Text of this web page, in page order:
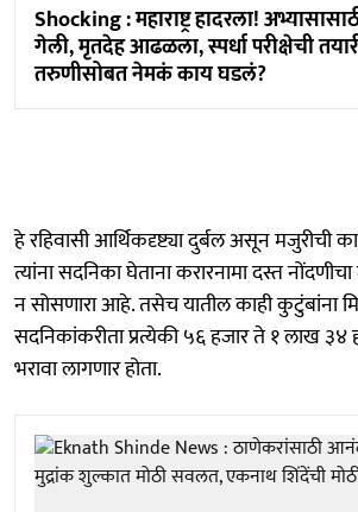
Shocking : महाराष्ट्र हादरला!
गेली, मृतदेह आढळला, स्पर्धा परीक्षेची
तरुणीसोबत नेमकं काय घडलं?
हे रहिवासी आर्थिकदृष्ट्या दुर्बल असून मजुरीची
त्यांना सदनिका घेताना करारनामा दस्त
न सोसणारा आहे. तसेच यातील काही कुटुंबांना
सदनिकांकरीता प्रत्येकी ५६ हजार ते १ लाख ३४
भरावा लागणार होता.